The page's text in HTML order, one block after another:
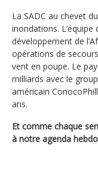
La SADC au chevet
inondations. L’équipe
développement de
opérations de
vent en poupe. Le
milliards avec le
américain
ans.
Et comme chaque
à notre agenda